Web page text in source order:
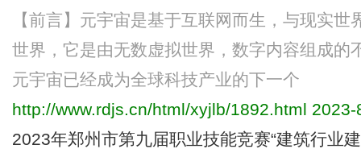
【前言】元宇宙是基于互联网而生，与现实
世界，它是由无数虚拟世界，数字内容组成的
元宇宙已经成为全球科技产业的下一个
http://www.rdjs.cn/html/xyjlb/1892.html 2023-
2023年郑州市第九届职业技能竞赛“建筑行业